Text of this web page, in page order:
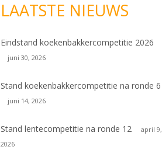
LAATSTE NIEUWS
Eindstand koekenbakkercompetitie 2026
juni 30, 2026
Stand koekenbakkercompetitie na ronde 6
juni 14, 2026
Stand lentecompetitie na ronde 12
april 9,
2026